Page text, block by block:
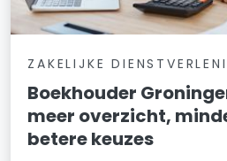
ZAKELIJKE
Boekhouder
meer overzicht,
betere keuzes